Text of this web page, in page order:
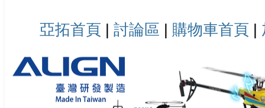
亞拓首頁 | 討論區 | 購物車首頁 |